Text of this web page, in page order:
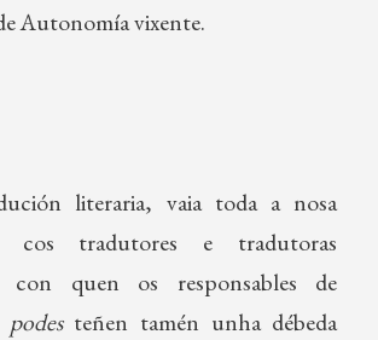
Autonomía vixente.
literaria, vaia toda a nosa
cos tradutores e tradutoras
con quen os responsables de
teñen tamén unha débeda